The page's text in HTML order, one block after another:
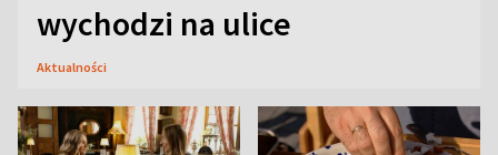
wychodzi na ulice
Aktualności